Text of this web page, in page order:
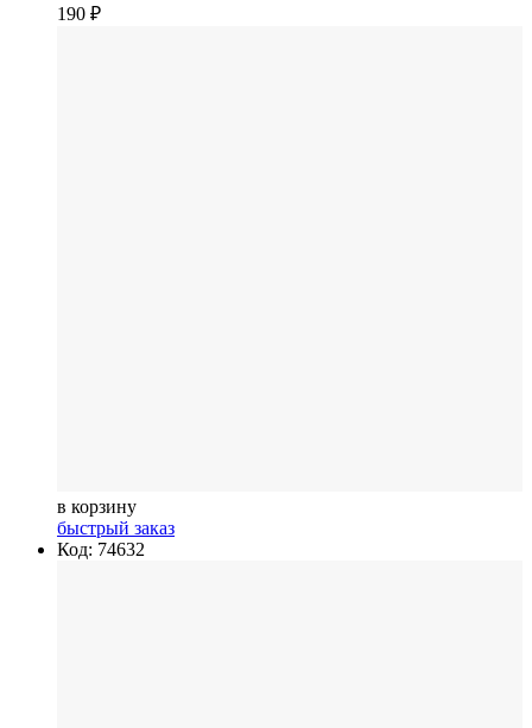
190 ₽
в корзину
быстрый заказ
Код: 74632